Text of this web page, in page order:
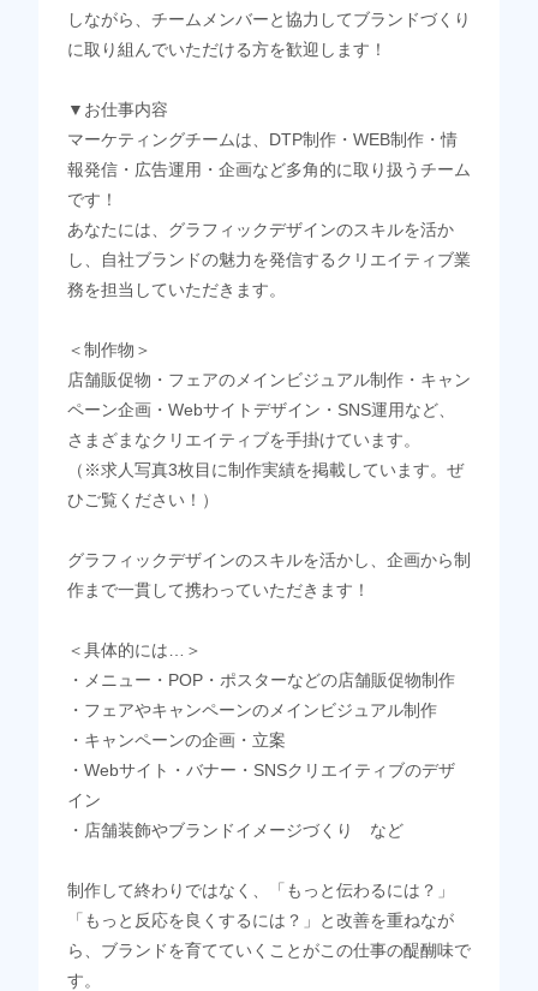
しながら、チームメンバーと協力してブランドづくり
に取り組んでいただける方を歓迎します！
▼お仕事内容
マーケティングチームは、DTP制作・WEB制作・情
報発信・広告運用・企画など多角的に取り扱うチーム
です！
あなたには、グラフィックデザインのスキルを活か
し、自社ブランドの魅力を発信するクリエイティブ業
務を担当していただきます。
＜制作物＞
店舗販促物・フェアのメインビジュアル制作・キャン
ペーン企画・Webサイトデザイン・SNS運用など、
さまざまなクリエイティブを手掛けています。
（※求人写真3枚目に制作実績を掲載しています。ぜ
ひご覧ください！）
グラフィックデザインのスキルを活かし、企画から制
作まで一貫して携わっていただきます！
＜具体的には…＞
・メニュー・POP・ポスターなどの店舗販促物制作
・フェアやキャンペーンのメインビジュアル制作
・キャンペーンの企画・立案
・Webサイト・バナー・SNSクリエイティブのデザ
イン
・店舗装飾やブランドイメージづくり など
制作して終わりではなく、「もっと伝わるには？」
「もっと反応を良くするには？」と改善を重ねなが
ら、ブランドを育てていくことがこの仕事の醍醐味で
す。